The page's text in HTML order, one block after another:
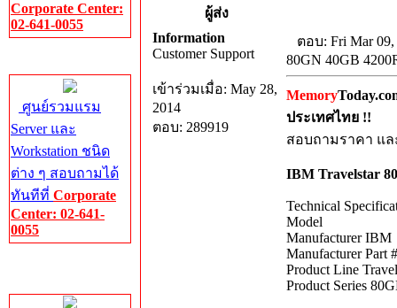
Corporate Center:
02-641-0055
ศูนย์รวมแรม
Server และ
Workstation ชนิด
ต่าง ๆ สอบถามได้
ทันทีที่ Corporate
Center: 02-641-
0055
ผู้ส่ง
Information
Customer Support
เข้าร่วมเมื่อ: May 28,
2014
ตอบ: 289919
ตอบ: Fri Mar 09,
80GN 40GB
Memory
ประเทศไทย !!
สอบถามราคา แล
IBM Travelstar
Technical
Model
Manufacturer IBM
Manufacturer Part
Product Line
Product Series